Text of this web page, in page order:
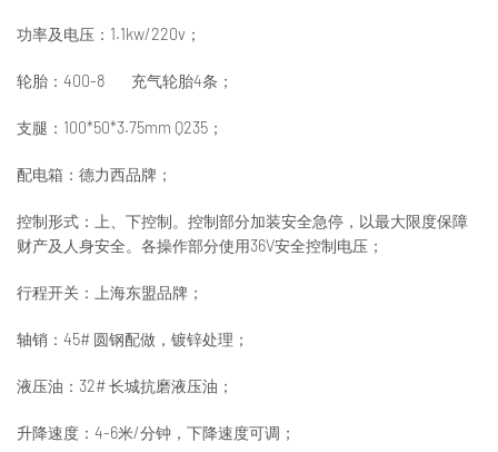
功率及电压：1.1kw/220v；
轮胎：400-8 充气轮胎4条；
支腿：100*50*3.75mm Q235；
配电箱：德力西品牌；
控制形式：上、下控制。控制部分加装安全急停，以最大限度保障
财产及人身安全。各操作部分使用36V安全控制电压；
行程开关：上海东盟品牌；
轴销：45# 圆钢配做，镀锌处理；
液压油：32# 长城抗磨液压油；
升降速度：4-6米/分钟，下降速度可调；